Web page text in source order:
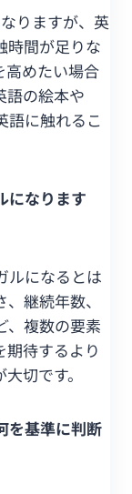
りますが、英
時間が足りな
高めたい場合
語の絵本や
語に触れるこ
になります
ルになるとは
継続年数、
、複数の要素
期待するより
切です。
を基準に判断